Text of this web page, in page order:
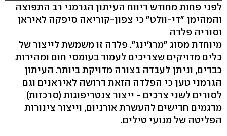
לפני פחות מחודש דיווח העיתון הגרמני רב התפוצה
והמהימן "די-וולט" כי צפון-קוריאה סיפקה לאיראן
וסוריה פלדה
מיוחדת מסוג "מרג'ינג". פלדה זו משמשת לייצור של
כלים מדויקים שצריכים לעמוד בעומסי חום ומהירות
כבדים, וניתן לעבדה בצורה מדויקת ביותר. העיתון
הגרמני טען כי הפלדה הזאת דרושה לאיראנים וגם
לסורים לשני צרכים - ייצור צנטריפוגות (סרכזות)
מדגמים חדישים להעשרת אורניום, וייצור צינורות
הפליטה של מנועי טילים.